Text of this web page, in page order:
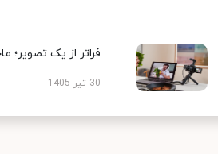
فراتر از یک تصویر؛
30 تیر 1405